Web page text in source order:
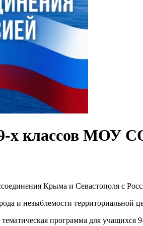
9-х классов
Крыма и Севастополя с
и незыблемости территориальной
тематическая программа для